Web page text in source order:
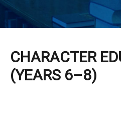
CHARACTER
(YEARS 6–8)